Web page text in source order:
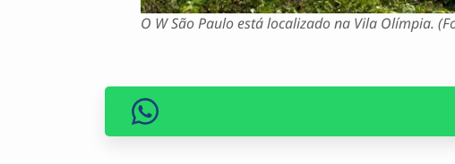
O W São Paulo está localizado na Vila Olímpia.